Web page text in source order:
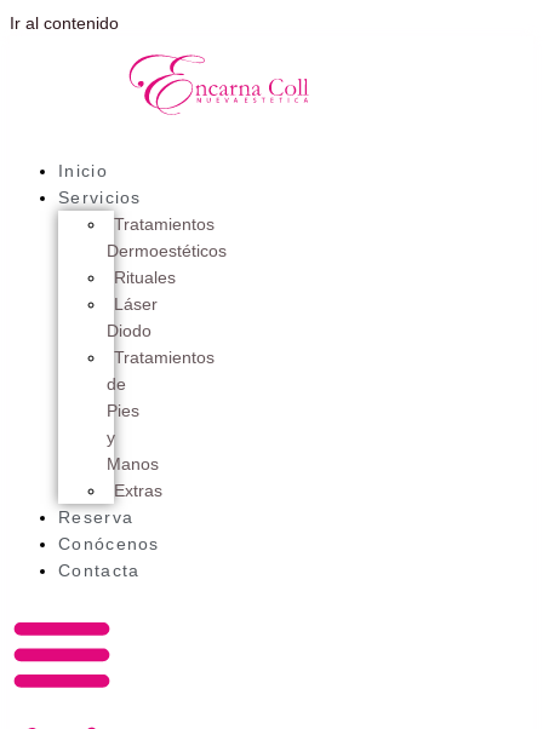
Ir al contenido
Inicio
Servicios
Tratamientos
Dermoestéticos
Rituales
Láser
Diodo
Tratamientos
de
Pies
y
Manos
Extras
Reserva
Conócenos
Contacta